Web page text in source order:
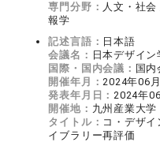
専門分野： 人文・社
報学
記述言語： 日本語
会議名： 日本デザイ
国際・国内会議： 国内
開催年月：2024年06月
発表年月日：2024年
開催地： 九州産業大学
タイトル： コ・デザ
イブラリー再評価